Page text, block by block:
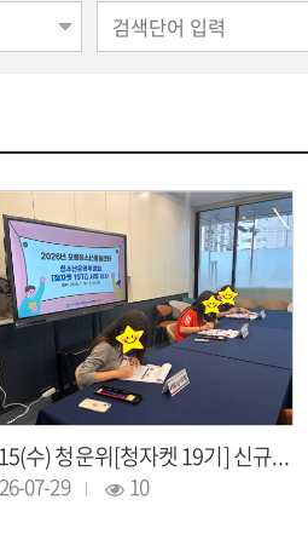
7/15(수) 청운위[청자켓 19기] 신규위원 서류심사
07-29 10